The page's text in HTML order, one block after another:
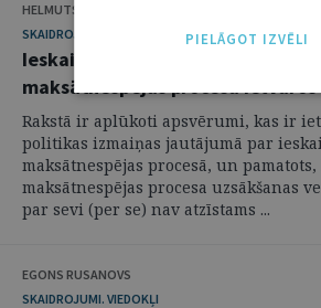
HELMUTS JAUJA
SKAIDROJUMI. VIEDOKĻI
Ieskaita apstrīdēšana juridiskās
maksātnespējas procesa ietvaros
Rakstā ir aplūkoti apsvērumi, kas ir
politikas izmaiņas jautājumā par
maksātnespējas procesā, un
maksātnespējas procesa uzsākšanas
par sevi (per se) nav atzīstams ...
EGONS RUSANOVS
SKAIDROJUMI. VIEDOKĻI
PIELĀGOT IZVĒLI